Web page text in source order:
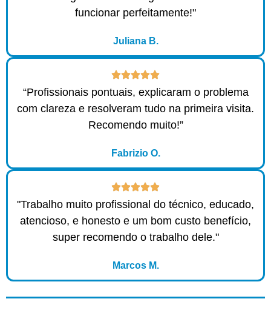
funcionar perfeitamente!"
Juliana B.
“Profissionais pontuais, explicaram o problema
com clareza e resolveram tudo na primeira visita.
Recomendo muito!”
Fabrizio O.
"Trabalho muito profissional do técnico, educado,
atencioso, e honesto e um bom custo benefício,
super recomendo o trabalho dele."
Marcos M.